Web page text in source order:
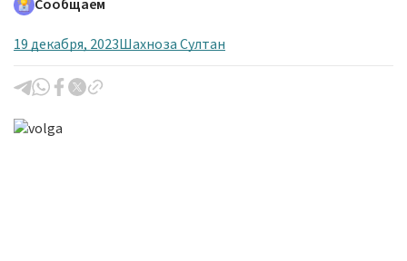
Сообщаем
19 декабря, 2023Шахноза Султан